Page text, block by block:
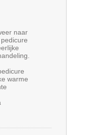
naar
warme